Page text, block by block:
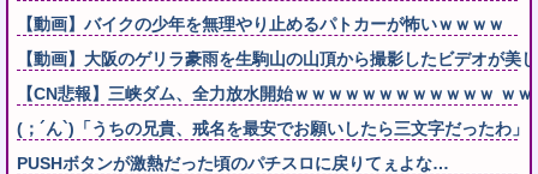
【動画】バイクの少年を無理やり止めるパトカーが怖いｗｗｗｗ
【動画】大阪のゲリラ豪雨を生駒山の山頂から撮影したビデオが美
【CN悲報】三峡ダム、全力放水開始ｗｗｗｗｗｗｗｗｗｗｗｗ ｗｗ
(；´ん`)「うちの兄貴、戒名を最安でお願いしたら三文字だったわ」
PUSHボタンが激熱だった頃のパチスロに戻りてぇよな…